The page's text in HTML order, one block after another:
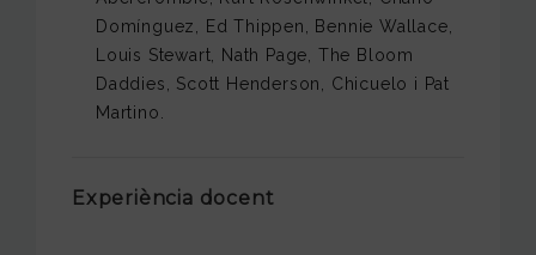
Domínguez, Ed Thippen, Bennie Wallace,
Louis Stewart, Nath Page, The Bloom
Daddies, Scott Henderson, Chicuelo i Pat
Martino.
Experiència docent